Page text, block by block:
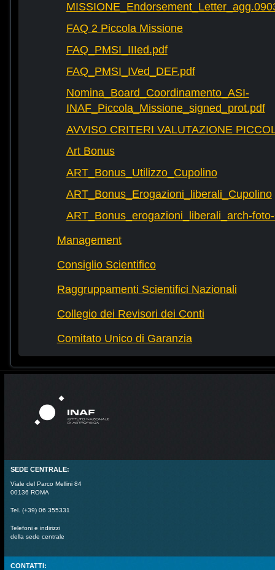
FAQ 2 Piccola Missione
FAQ_PMSI_IIIed.pdf
FAQ_PMSI_IVed_DEF.pdf
Nomina_Board_Coordinamento_ASI-
INAF_Piccola_Missione_signed_prot.pdf
AVVISO CRITERI VALUTAZIONE
Art Bonus
ART_Bonus_Utilizzo_Cupolino
ART_Bonus_Erogazioni_liberali_Cupolino
ART_Bonus_erogazioni_liberali_arch-
Management
Consiglio Scientifico
Raggruppamenti Scientifici Nazionali
Collegio dei Revisori dei Conti
Comitato Unico di Garanzia
SEDE CENTRALE:
Viale del Parco Mellini 84
00136 ROMA
Tel. (+39) 06 355331
Telefoni e indirizzi
della sede centrale
CONTATTI: